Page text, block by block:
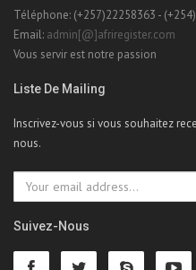
Téléphone: (+257)22258363 -
Email: admin[@]afriregister.com
Vous servir est notre passion
Liste De Mailing
Inscrivez-vous si vous souhaitez
nous.
Suivez-Nous